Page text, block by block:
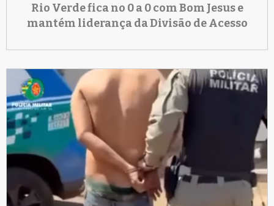
Rio Verde fica no 0 a 0 com Bom Jesus e
mantém liderança da Divisão de Acesso